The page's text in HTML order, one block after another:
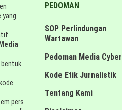
yang
pers
PEDOMAN
SOP Perlindungan
Wartawan
Pedoman Media Cyber
Kode Etik Jurnalistik
Tentang Kami